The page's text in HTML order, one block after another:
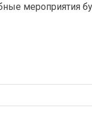
мероприятия